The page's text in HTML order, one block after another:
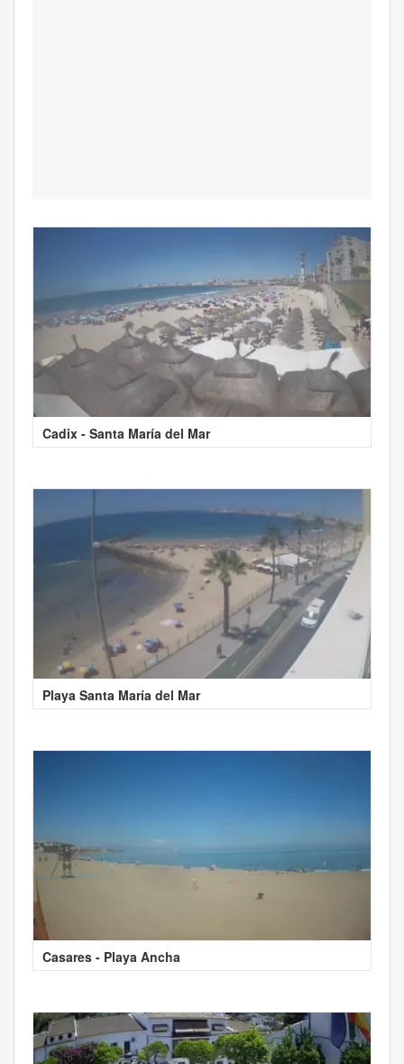
Cadix - Santa María del Mar
Playa Santa María del Mar
Casares - Playa Ancha